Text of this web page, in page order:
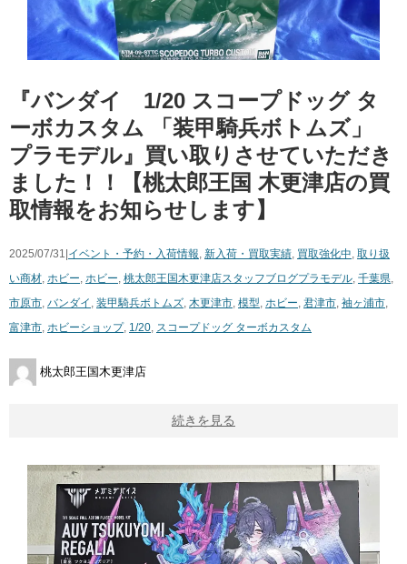
『バンダイ 1/20 スコープドッグ タ
ーボカスタム 「装甲騎兵ボトムズ」
プラモデル』買い取りさせていただき
ました！！【桃太郎王国 木更津店の買
取情報をお知らせします】
2025/07/31| イベント・予約・入荷情報, 新入荷・買取実績, 買取強化中, 取り扱
い商材, ホビー, ホビー, 桃太郎王国木更津店スタッフブログプラモデル, 千葉県,
市原市, バンダイ , 装甲騎兵ボトムズ, 木更津市, 模型, ホビー, 君津市, 袖ヶ浦市,
富津市, ホビーショップ, 1/20, スコープドッグ ターボカスタム
桃太郎王国木更津店
続きを見る